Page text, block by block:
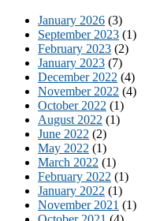
January 2026 (3)
September 2023 (1)
February 2023 (2)
January 2023 (7)
December 2022 (4)
November 2022 (4)
October 2022 (1)
August 2022 (1)
June 2022 (2)
May 2022 (1)
March 2022 (1)
February 2022 (1)
January 2022 (1)
November 2021 (1)